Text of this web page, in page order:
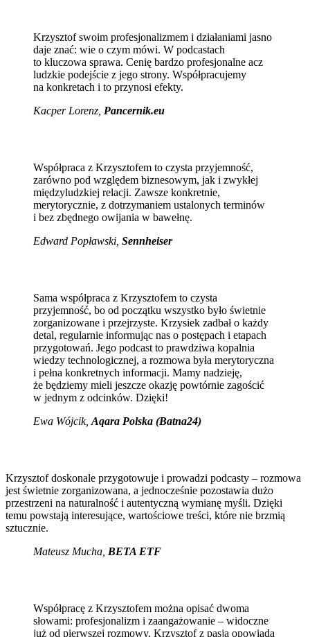
Krzysztof swoim profesjonalizmem i działaniami jasno
daje znać: wie o czym mówi. W podcastach
to kluczowa sprawa. Cenię bardzo profesjonalne acz
ludzkie podejście z jego strony. Współpracujemy
na konkretach i to przynosi efekty.
Kacper Lorenz, Pancernik.eu
Współpraca z Krzysztofem to czysta przyjemność,
zarówno pod względem biznesowym, jak i zwykłej
międzyludzkiej relacji. Zawsze konkretnie,
merytorycznie, z dotrzymaniem ustalonych terminów
i bez zbędnego owijania w bawełnę.
Edward Popławski, Sennheiser
Sama współpraca z Krzysztofem to czysta
przyjemność, bo od początku wszystko było świetnie
zorganizowane i przejrzyste. Krzysiek zadbał o każdy
detal, regularnie informując nas o postępach i etapach
przygotowań. Jego podcast to prawdziwa kopalnia
wiedzy technologicznej, a rozmowa była merytoryczna
i pełna konkretnych informacji. Mamy nadzieję,
że będziemy mieli jeszcze okazję powtórnie zagościć
w jednym z odcinków. Dzięki!
Ewa Wójcik, Aqara Polska (Batna24)
Krzysztof doskonale przygotowuje i prowadzi podcasty – rozmowa
jest świetnie zorganizowana, a jednocześnie pozostawia dużo
przestrzeni na naturalność i autentyczną wymianę myśli. Dzięki
temu powstają interesujące, wartościowe treści, które nie brzmią
sztucznie.
Mateusz Mucha BETA ETF
Współpracę z Krzysztofem można opisać dwoma
słowami: profesjonalizm i zaangażowanie – widoczne
już od pierwszej rozmowy. Krzysztof z pasją opowiada